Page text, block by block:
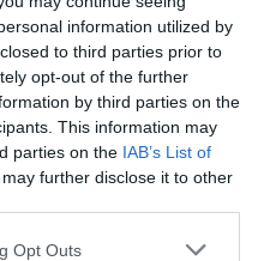
information utilized by
to third parties prior to
opt-out of the further
by third parties on the
This information may
parties on the IAB’s List of
further disclose it to other
Opt Outs
ότι στα live μας
μας χαροποιεί
των Pink Floyd απευθύνετε
πιο μεγάλο και
κοινό ευτυχώς
που έχουν
μπάντα. Εδώ θέλουμε να
που παίζουν οι